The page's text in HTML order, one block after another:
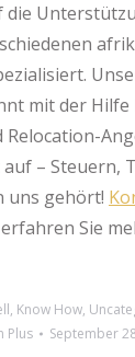
die
mit der Hilfe
Relocation-
– Steuern,
uns gehört!
Sie
, Know How,
Plus
September